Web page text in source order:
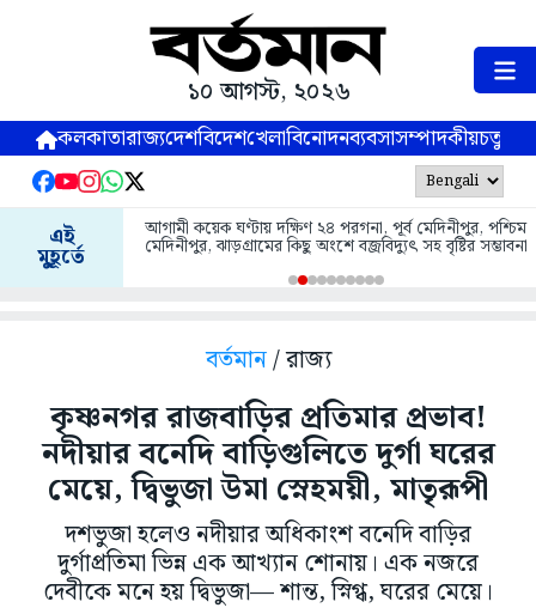
১০ আগস্ট, ২০২৬
কলকাতারাজ্যদেশবিদেশখেলাবিনোদনব্যবসাসম্পাদকীয়
এই
মুহূর্তে
আগামী কয়েক ঘণ্টায় দক্ষিণ ২৪ পরগনা, পূর্ব মেদিনীপুর, পশ্চিম
মেদিনীপুর, ঝাড়গ্রামের কিছু অংশে বজ্রবিদ্যুৎ সহ বৃষ্টির সম্ভাবনা
বর্তমান/ রাজ্য
কৃষ্ণনগর রাজবাড়ির প্রতিমার প্রভাব!
নদীয়ার বনেদি বাড়িগুলিতে দুর্গা ঘরের
মেয়ে, দ্বিভুজা উমা স্নেহময়ী, মাতৃরূপী
দশভুজা হলেও নদীয়ার অধিকাংশ বনেদি বাড়ির
দুর্গাপ্রতিমা ভিন্ন এক আখ্যান শোনায়। এক নজরে
দেবীকে মনে হয় দ্বিভুজা— শান্ত, স্নিগ্ধ, ঘরের মেয়ে।